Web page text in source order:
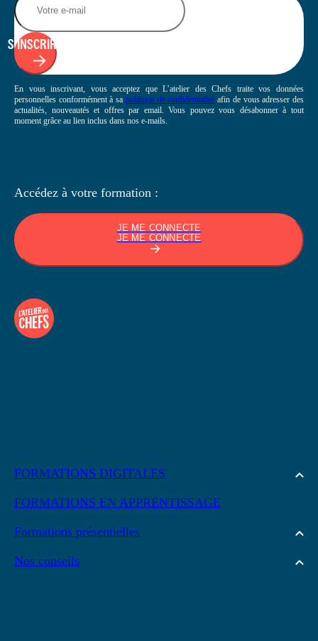
FORMATIONS DIGITALES
FORMATIONS EN APPRENTISSAGE
Formations présentielles
Nos conseils
S'INSCRIRE
En vous inscrivant, vous acceptez que L’atelier des Chefs traite vos données
personnelles conformément à sa politique de confidentialité afin de vous adresser des
actualités, nouveautés et offres par email. Vous pouvez vous désabonner à tout
moment grâce au lien inclus dans nos e-mails.
Accédez à votre formation :
JE ME CONNECTE
JE ME CONNECTE